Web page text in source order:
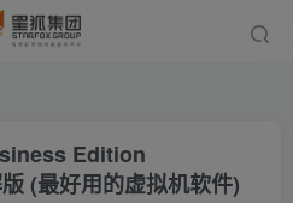
Edition
(最好用的虚拟机软件)